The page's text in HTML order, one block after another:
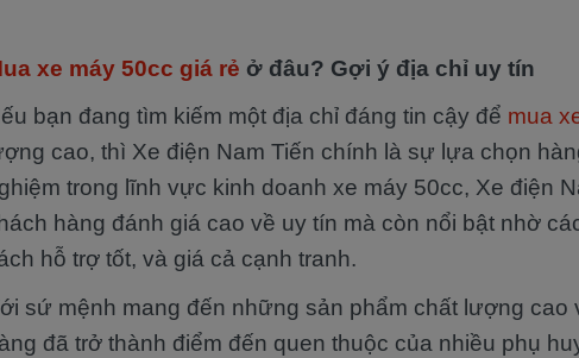
xe máy 50cc giá rẻ ở đâu? Gợi ý địa chỉ uy tín
bạn đang tìm kiếm một địa chỉ đáng tin cậy để mua
cao, thì Xe điện Nam Tiến chính là sự lựa chọn
trong lĩnh vực kinh doanh xe máy 50cc, Xe điện
hàng đánh giá cao về uy tín mà còn nổi bật nhờ
hỗ trợ tốt, và giá cả cạnh tranh.
sứ mệnh mang đến những sản phẩm chất lượng cao
đã trở thành điểm đến quen thuộc của nhiều phụ